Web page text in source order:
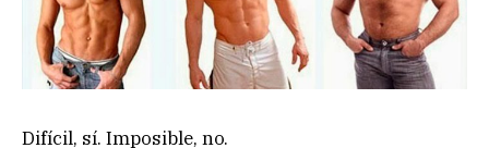
Difícil, sí. Imposible, no.